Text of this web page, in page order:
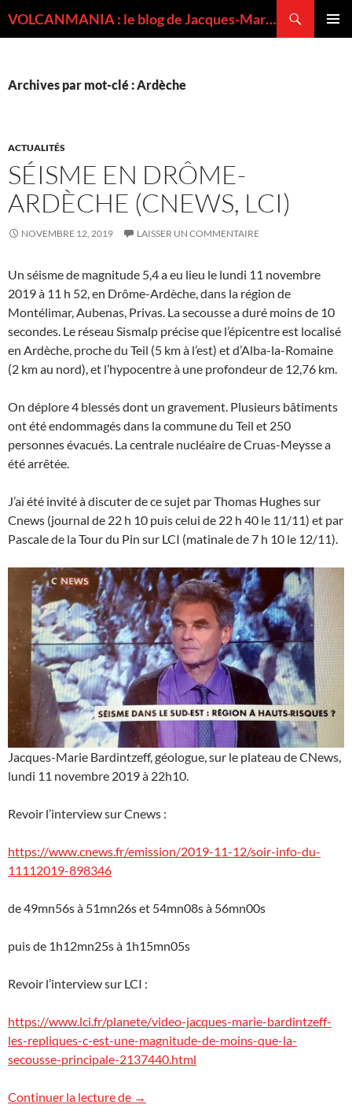
VOLCANMANIA : le blog de Jacques-Marie BARDINTZEFF, volcanologue
Archives par mot-clé : Ardèche
ACTUALITÉS
SÉISME EN DRÔME-
ARDÈCHE (CNEWS, LCI)
NOVEMBRE 12, 2019 LAISSER UN COMMENTAIRE
Un séisme de magnitude 5,4 a eu lieu le lundi 11 novembre
2019 à 11 h 52, en Drôme-Ardèche, dans la région de
Montélimar, Aubenas, Privas. La secousse a duré moins de 10
secondes. Le réseau Sismalp précise que l’épicentre est localisé
en Ardèche, proche du Teil (5 km à l’est) et d’Alba-la-Romaine
(2 km au nord), et l’hypocentre à une profondeur de 12,76 km.
On déplore 4 blessés dont un gravement. Plusieurs bâtiments
ont été endommagés dans la commune du Teil et 250
personnes évacués. La centrale nucléaire de Cruas-Meysse a
été arrêtée.
J’ai été invité à discuter de ce sujet par Thomas Hughes sur
Cnews (journal de 22 h 10 puis celui de 22 h 40 le 11/11) et par
Pascale de la Tour du Pin sur LCI (matinale de 7 h 10 le 12/11).
Jacques-Marie Bardintzeff, géologue, sur le plateau de CNews,
lundi 11 novembre 2019 à 22h10.
Revoir l’interview sur Cnews :
https://www.cnews.fr/emission/2019-11-12/soir-info-du-
11112019-898346
de 49mn56s à 51mn26s et 54mn08s à 56mn00s
puis de 1h12mn25s à 1h15mn05s
Revoir l’interview sur LCI :
https://www.lci.fr/planete/video-jacques-marie-bardintzeff-
les-repliques-c-est-une-magnitude-de-moins-que-la-
secousse-principale-2137440.html
Continuer la lecture de Séisme en Drôme-Ardèche (Cnews, LCI)
→